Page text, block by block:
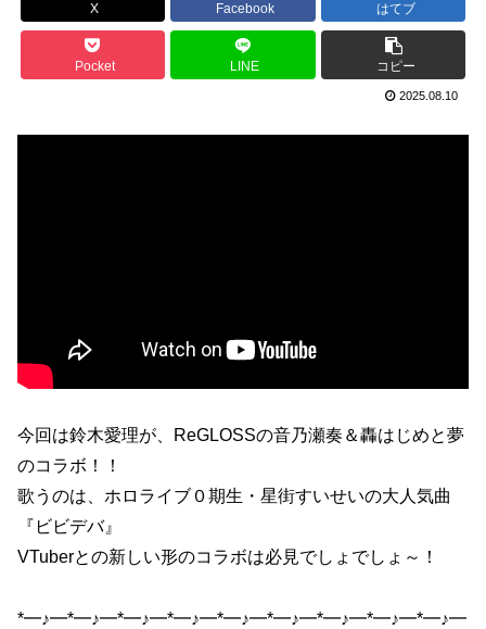
X Facebook はてブ
Pocket LINE コピー
2025.08.10
今回は鈴木愛理が、ReGLOSSの音乃瀬奏＆轟はじめと夢
のコラボ！！
歌うのは、ホロライブ０期生・星街すいせいの大人気曲
『ビビデバ』
VTuberとの新しい形のコラボは必見でしょでしょ～！
*━♪━*━♪━*━♪━*━♪━*━♪━*━♪━*━♪━*━♪━*━♪━